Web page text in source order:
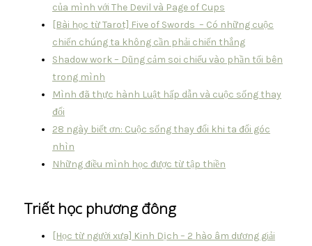
của mình với The Devil và Page of Cups
[Bài học từ Tarot] Five of Swords – Có những cuộc
chiến chúng ta không cần phải chiến thắng
Shadow work – Dũng cảm soi chiếu vào phần tối bên
trong mình
Mình đã thực hành Luật hấp dẫn và cuộc sống thay
đổi
28 ngày biết ơn: Cuộc sống thay đổi khi ta đổi góc
nhìn
Những điều mình học được từ tập thiền
Triết học phương đông
[Học từ người xưa] Kinh Dịch – 2 hào âm dương giải